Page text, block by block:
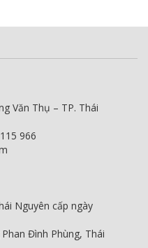
Văn Thụ – TP. Thái
966
Nguyên cấp ngày
Đình Phùng, Thái